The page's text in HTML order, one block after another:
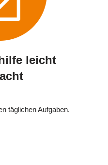
leicht
täglichen Aufgaben.